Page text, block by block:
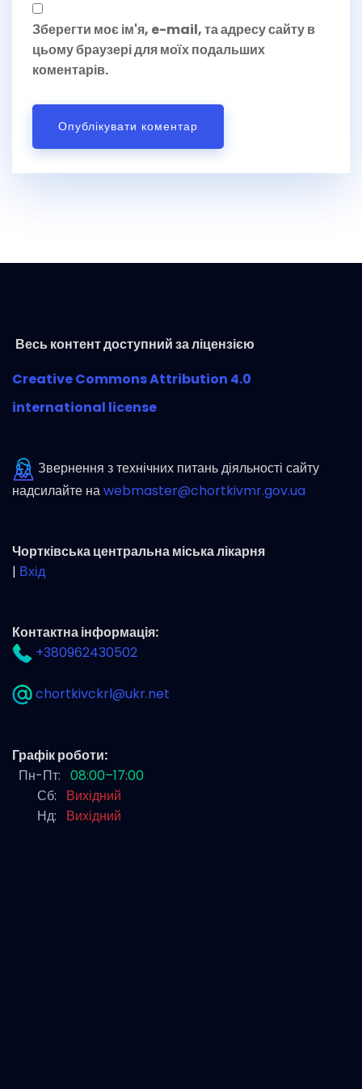
Зберегти моє ім'я, e-mail, та адресу сайту в
цьому браузері для моїх подальших
коментарів.
Весь контент доступний за ліцензією
Creative Commons Attribution 4.0
international license
Звернення з технічних питань діяльності сайту
надсилайте наwebmaster@chortkivmr.gov.ua
Чортківська центральна міська лікарня
| Вхід
Контактна інформація:
+380962430502
chortkivckrl@ukr.net
Графік роботи:
Пн-Пт: 08:00–17:00
Сб:
Вихідний
Нд:
Вихідний